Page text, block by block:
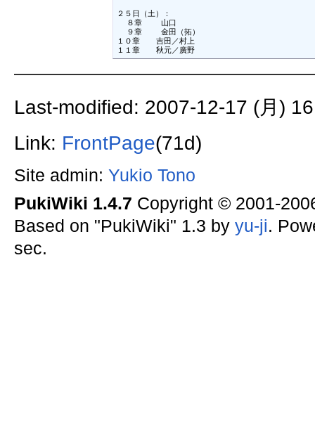
２５日（土）：
  ８章	 山口
  ９章	 金田（拓）
１０章	吉田／村上
１１章	秋元／廣野
Last-modified: 2007-12-17 (月)
Link: FrontPage(71d)
Site admin: Yukio Tono
PukiWiki 1.4.7 Copyright © 2001-
Based on "PukiWiki" 1.3 by yu-ji.
sec.